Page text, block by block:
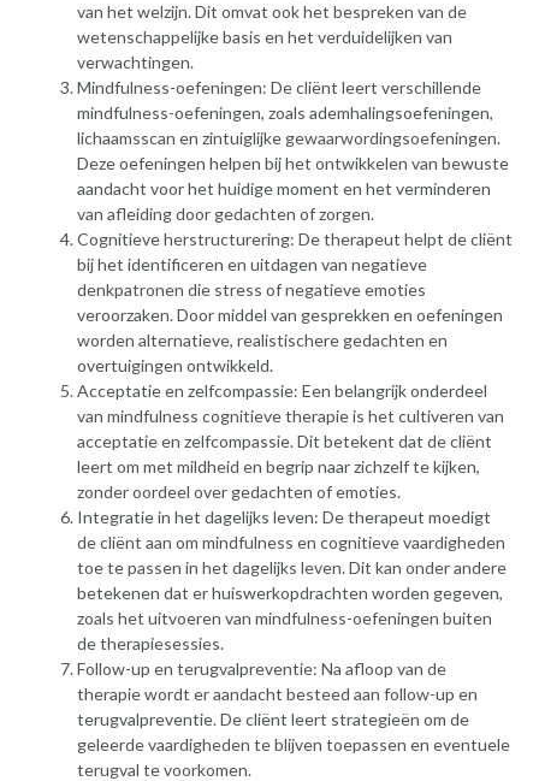
van het welzijn. Dit omvat ook het bespreken van de
wetenschappelijke basis en het verduidelijken van
verwachtingen.
Mindfulness-oefeningen: De cliënt leert verschillende
mindfulness-oefeningen, zoals ademhalingsoefeningen,
lichaamsscan en zintuiglijke gewaarwordingsoefeningen.
Deze oefeningen helpen bij het ontwikkelen van bewuste
aandacht voor het huidige moment en het verminderen
van afleiding door gedachten of zorgen.
Cognitieve herstructurering: De therapeut helpt de cliënt
bij het identificeren en uitdagen van negatieve
denkpatronen die stress of negatieve emoties
veroorzaken. Door middel van gesprekken en oefeningen
worden alternatieve, realistischere gedachten en
overtuigingen ontwikkeld.
Acceptatie en zelfcompassie: Een belangrijk onderdeel
van mindfulness cognitieve therapie is het cultiveren van
acceptatie en zelfcompassie. Dit betekent dat de cliënt
leert om met mildheid en begrip naar zichzelf te kijken,
zonder oordeel over gedachten of emoties.
Integratie in het dagelijks leven: De therapeut moedigt
de cliënt aan om mindfulness en cognitieve vaardigheden
toe te passen in het dagelijks leven. Dit kan onder andere
betekenen dat er huiswerkopdrachten worden gegeven,
zoals het uitvoeren van mindfulness-oefeningen buiten
de therapiesessies.
Follow-up en terugvalpreventie: Na afloop van de
therapie wordt er aandacht besteed aan follow-up en
terugvalpreventie. De cliënt leert strategieën om de
geleerde vaardigheden te blijven toepassen en eventuele
terugval te voorkomen.